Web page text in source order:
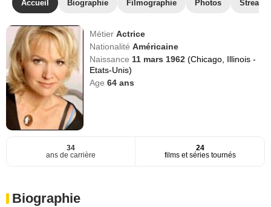
Accueil Biographie Filmographie Photos
MétierActrice
NationalitéAméricaine
Naissance 11 mars 1962(Chicago, Illinois -
Etats-Unis)
Age64 ans
34
ans de carrière
24
films et séries tournés
Biographie